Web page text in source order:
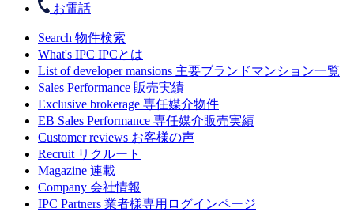
お電話
Search 物件検索
What's IPC IPCとは
List of developer mansions 主要ブランドマンション一覧
Sales Performance 販売実績
Exclusive brokerage 専任媒介物件
EB Sales Performance 専任媒介販売実績
Customer reviews お客様の声
Recruit リクルート
Magazine 連載
Company 会社情報
IPC Partners 業者様専用ログインページ